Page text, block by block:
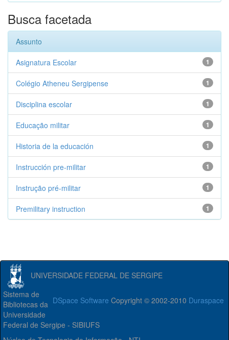
Busca facetada
Assunto
1
Asignatura Escolar
1
Colégio Atheneu Sergipense
1
Disciplina escolar
1
Educação militar
1
Historia de la educación
1
Instrucción pre-militar
1
Instrução pré-militar
1
Premilitary instruction
UNIVERSIDADE FEDERAL DE SERGIPE
DSpace Software Copyright © 2002-2010 Duraspace
Sistema de
Bibliotecas da
Universidade
Federal de Sergipe - SIBIUFS